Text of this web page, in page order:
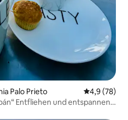
Palo Prieto
4,9 (78)
Entfliehen und entspannen